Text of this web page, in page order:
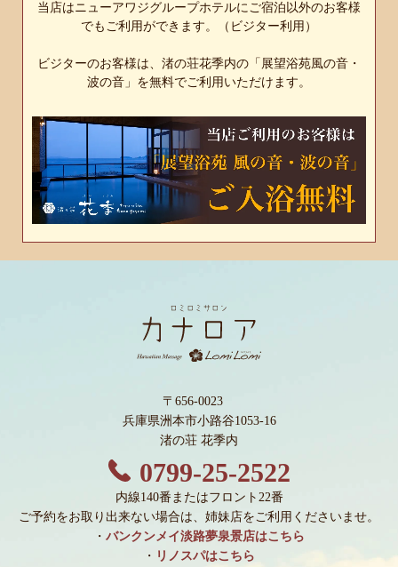
当店はニューアワジグループホテルにご宿泊以外のお客様
でもご利用ができます。（ビジター利用）
ビジターのお客様は、渚の荘花季内の「展望浴苑風の音・
波の音」を無料でご利用いただけます。
〒656-0023
兵庫県洲本市小路谷1053-16
渚の荘 花季内
0799-25-2522
内線140番またはフロント22番
ご予約をお取り出来ない場合は、姉妹店をご利用くださいませ。
・ バンクンメイ淡路夢泉景店はこちら
・ リノスパはこちら